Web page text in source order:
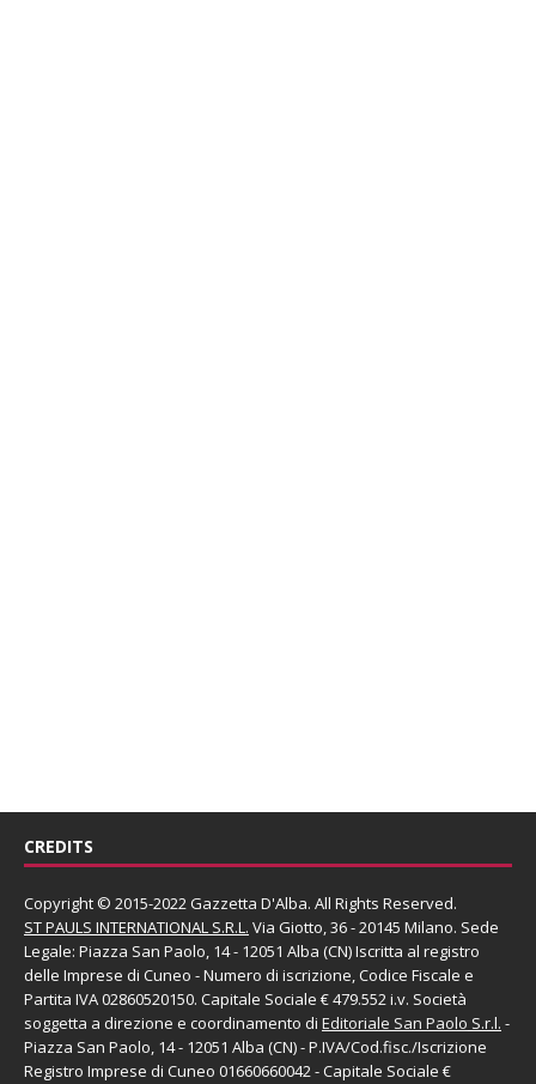
CREDITS
Copyright © 2015-2022 Gazzetta D'Alba. All Rights Reserved.
ST PAULS INTERNATIONAL S.R.L. Via Giotto, 36 - 20145 Milano. Sede
Legale: Piazza San Paolo, 14 - 12051 Alba (CN) Iscritta al registro
delle Imprese di Cuneo - Numero di iscrizione, Codice Fiscale e
Partita IVA 02860520150. Capitale Sociale € 479.552 i.v. Società
soggetta a direzione e coordinamento di Editoriale San Paolo S.r.l. -
Piazza San Paolo, 14 - 12051 Alba (CN) - P.IVA/Cod.fisc./Iscrizione
Registro Imprese di Cuneo 01660660042 - Capitale Sociale €